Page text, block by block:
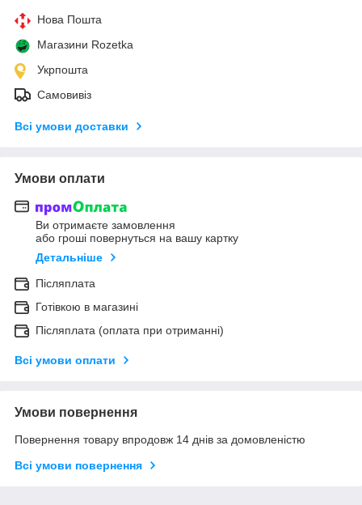
Нова Пошта
Магазини Rozetka
Укрпошта
Самовивіз
Всі умови доставки
Умови оплати
Ви отримаєте замовлення
або гроші повернуться на вашу картку
Детальніше
Післяплата
Готівкою в магазині
Післяплата (оплата при отриманні)
Всі умови оплати
Умови повернення
Повернення товару впродовж 14 днів за домовленістю
Всі умови повернення